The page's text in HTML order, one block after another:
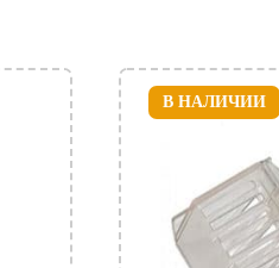
В НАЛИЧИИ